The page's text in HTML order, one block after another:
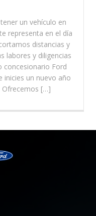
un vehículo en
representa en el día
distancias y
labores y diligencias
concesionario Ford
inicies un nuevo año
Ofrecemos […]